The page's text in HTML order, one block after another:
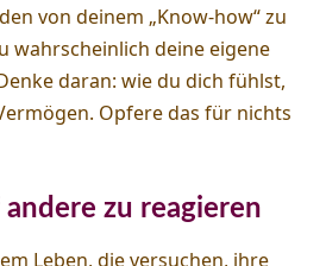
von deinem „Know-how“ zu
wahrscheinlich deine eigene
daran: wie du dich fühlst,
Opfere das für nichts
zu reagieren
Leben, die versuchen, ihre